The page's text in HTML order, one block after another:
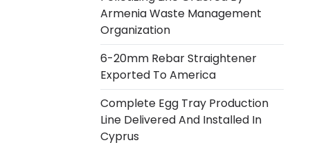
Armenia Waste Management
Organization
6-20mm Rebar Straightener
Exported To America
Complete Egg Tray Production
Line Delivered And Installed In
Cyprus